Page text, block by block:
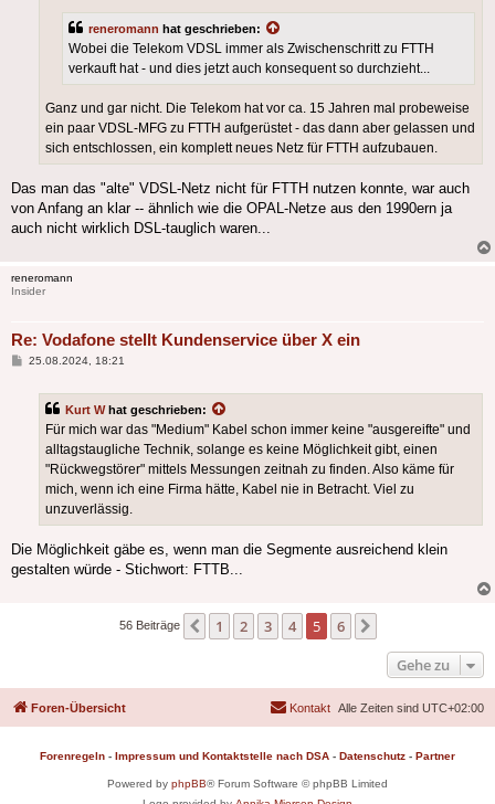
reneromann hat geschrieben:
Wobei die Telekom VDSL immer als Zwischenschritt zu FTTH
verkauft hat - und dies jetzt auch konsequent so durchzieht...
Ganz und gar nicht. Die Telekom hat vor ca. 15 Jahren mal probeweise
ein paar VDSL-MFG zu FTTH aufgerüstet - das dann aber gelassen und
sich entschlossen, ein komplett neues Netz für FTTH aufzubauen.
Das man das "alte" VDSL-Netz nicht für FTTH nutzen konnte, war auch
von Anfang an klar -- ähnlich wie die OPAL-Netze aus den 1990ern ja
auch nicht wirklich DSL-tauglich waren...
reneromann
Insider
Re: Vodafone stellt Kundenservice über X ein
Beitrag
25.08.2024, 18:21
Kurt What geschrieben:
Für mich war das "Medium" Kabel schon immer keine "ausgereifte" und
alltagstaugliche Technik, solange es keine Möglichkeit gibt, einen
"Rückwegstörer" mittels Messungen zeitnah zu finden. Also käme für
mich, wenn ich eine Firma hätte, Kabel nie in Betracht. Viel zu
unzuverlässig.
Die Möglichkeit gäbe es, wenn man die Segmente ausreichend klein
gestalten würde - Stichwort: FTTB...
56 Beiträge Vorherige
1 2 3 4 5 6
Gehe zu
Foren-Übersicht Alle Zeiten sind UTC+02:00
Kontakt
Forenregeln - Impressum und Kontaktstelle nach DSA - Datenschutz - Partner
Powered by phpBB® Forum Software © phpBB Limited